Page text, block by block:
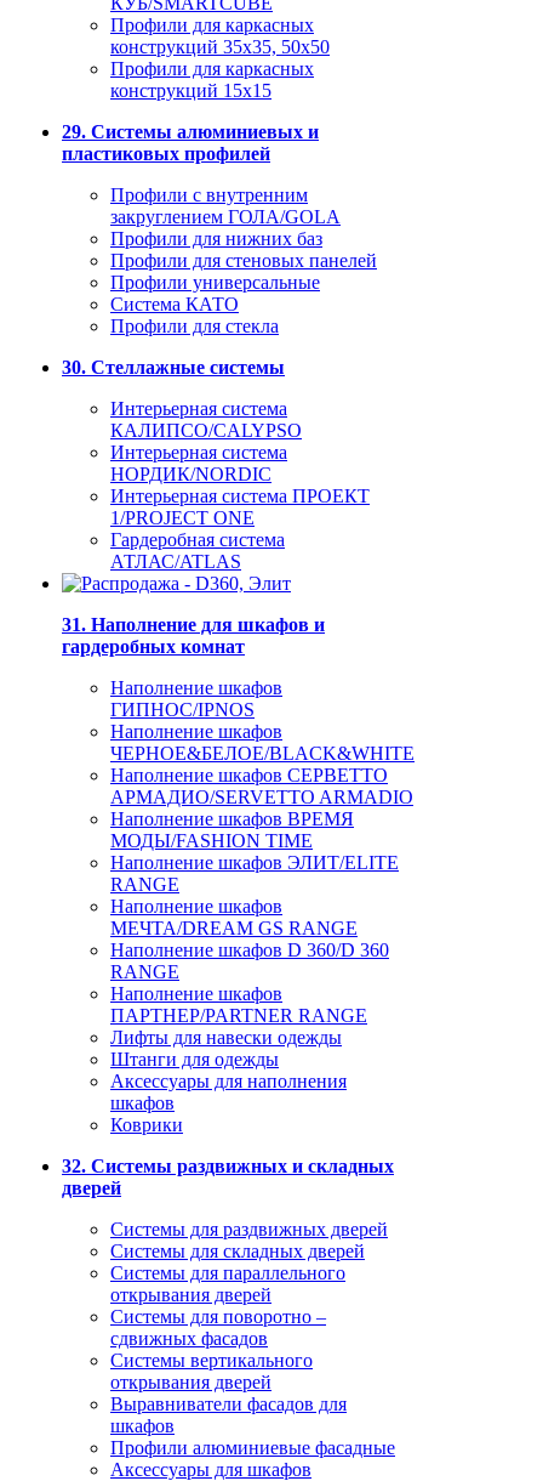
Профили для каркасных
конструкций 35x35, 50x50
Профили для каркасных
конструкций 15х15
29. Системы алюминиевых и
пластиковых профилей
Профили с внутренним
закруглением ГОЛА/GOLA
Профили для нижних баз
Профили для стеновых панелей
Профили универсальные
Система КАТО
Профили для стекла
30. Стеллажные системы
Интерьерная система
КАЛИПСО/CALYPSO
Интерьерная система
НОРДИК/NORDIC
Интерьерная система ПРОЕКТ
1/PROJECT ONE
Гардеробная система
АТЛАС/ATLAS
31. Наполнение для шкафов и
гардеробных комнат
Наполнение шкафов
ГИПНОС/IPNOS
Наполнение шкафов
ЧЕРНОЕ&БЕЛОЕ/BLACK&WHITE
Наполнение шкафов СЕРВЕТТО
АРМАДИО/SERVETTO ARMADIO
Наполнение шкафов ВРЕМЯ
МОДЫ/FASHION TIME
Наполнение шкафов ЭЛИТ/ELITE
RANGE
Наполнение шкафов
МЕЧТА/DREAM GS RANGE
Наполнение шкафов D 360/D 360
RANGE
Наполнение шкафов
ПАРТНЕР/PARTNER RANGE
Лифты для навески одежды
Штанги для одежды
Аксессуары для наполнения
шкафов
Коврики
32. Системы раздвижных и складных
дверей
Системы для раздвижных дверей
Системы для складных дверей
Системы для параллельного
открывания дверей
Системы для поворотно –
сдвижных фасадов
Системы вертикального
открывания дверей
Выравниватели фасадов для
шкафов
Профили алюминиевые фасадные
Аксессуары для шкафов